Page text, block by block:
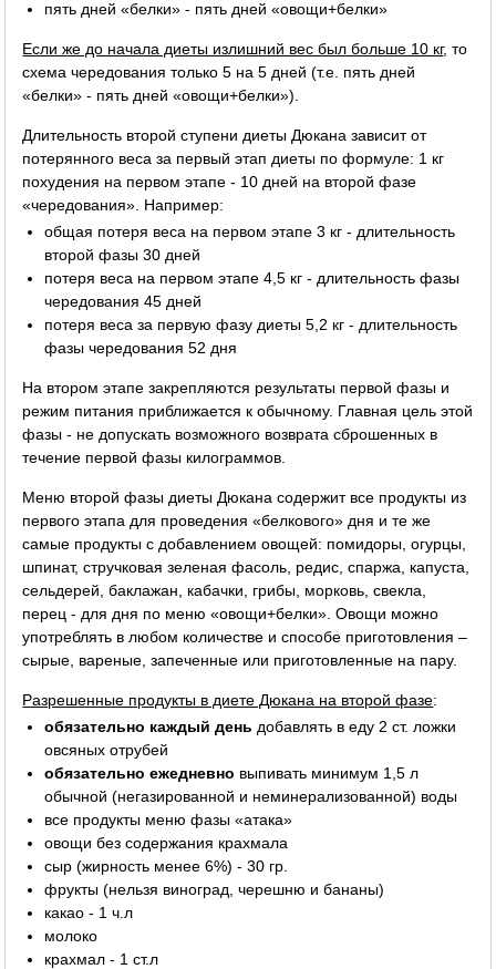
пять дней «белки» - пять дней «овощи+белки»
Если же до начала диеты излишний вес был больше 10 кг, то
схема чередования только 5 на 5 дней (т.е. пять дней
«белки» - пять дней «овощи+белки»).
Длительность второй ступени диеты Дюкана зависит от
потерянного веса за первый этап диеты по формуле: 1 кг
похудения на первом этапе - 10 дней на второй фазе
«чередования». Например:
общая потеря веса на первом этапе 3 кг - длительность
второй фазы 30 дней
потеря веса на первом этапе 4,5 кг - длительность фазы
чередования 45 дней
потеря веса за первую фазу диеты 5,2 кг - длительность
фазы чередования 52 дня
На втором этапе закрепляются результаты первой фазы и
режим питания приближается к обычному. Главная цель этой
фазы - не допускать возможного возврата сброшенных в
течение первой фазы килограммов.
Меню второй фазы диеты Дюкана содержит все продукты из
первого этапа для проведения «белкового» дня и те же
самые продукты с добавлением овощей: помидоры, огурцы,
шпинат, стручковая зеленая фасоль, редис, спаржа, капуста,
сельдерей, баклажан, кабачки, грибы, морковь, свекла,
перец - для дня по меню «овощи+белки». Овощи можно
употреблять в любом количестве и способе приготовления –
сырые, вареные, запеченные или приготовленные на пару.
Разрешенные продукты в диете Дюкана на второй фазе:
обязательно каждый день добавлять в еду 2 ст. ложки
овсяных отрубей
обязательно ежедневно выпивать минимум 1,5 л
обычной (негазированной и неминерализованной) воды
все продукты меню фазы «атака»
овощи без содержания крахмала
сыр (жирность менее 6%) - 30 гр.
фрукты (нельзя виноград, черешню и бананы)
какао - 1 ч.л
молоко
крахмал - 1 ст.л